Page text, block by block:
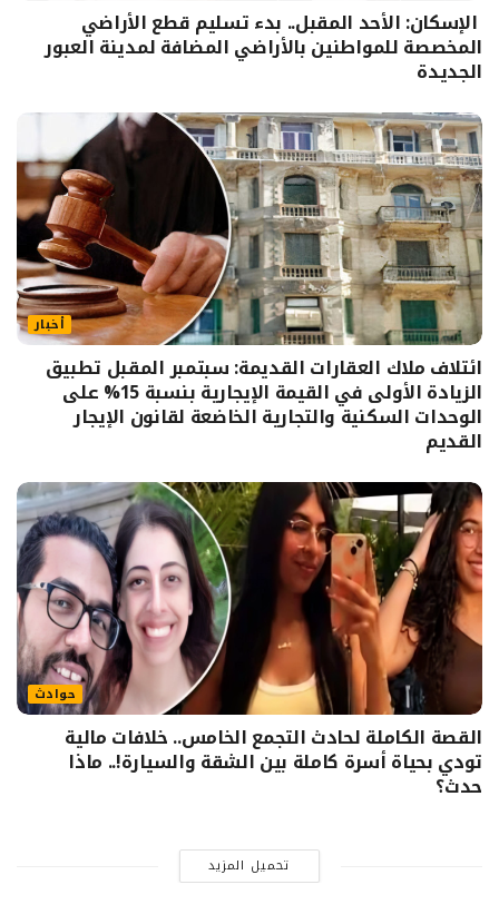
الإسكان: الأحد المقبل.. بدء تسليم قطع الأراضي
المخصصة للمواطنين بالأراضي المضافة لمدينة العبور
الجديدة
أخبار
ائتلاف ملاك العقارات القديمة: سبتمبر المقبل تطبيق
الزيادة الأولى في القيمة الإيجارية بنسبة 15% على
الوحدات السكنية والتجارية الخاضعة لقانون الإيجار
القديم
حوادث
القصة الكاملة لحادث التجمع الخامس.. خلافات مالية
تودي بحياة أسرة كاملة بين الشقة والسيارة!.. ماذا
حدث؟
تحميل المزيد